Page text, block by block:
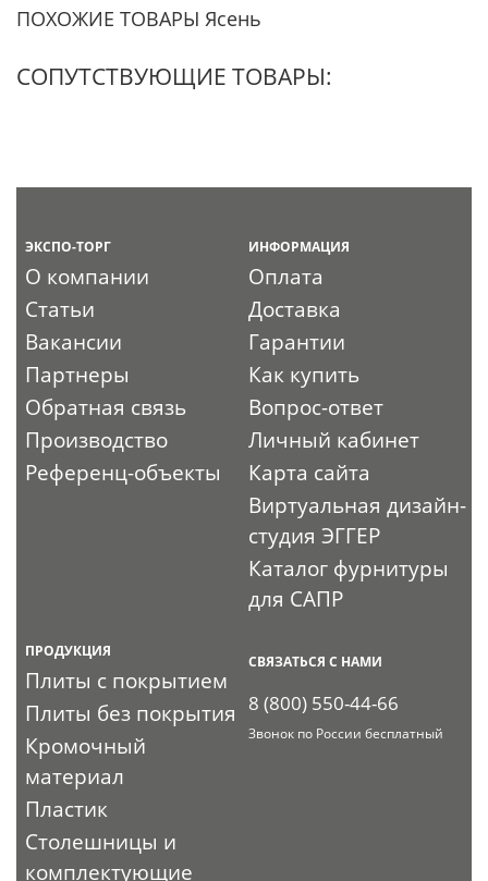
ПОХОЖИЕ ТОВАРЫ Ясень
СОПУТСТВУЮЩИЕ ТОВАРЫ:
ЭКСПО-ТОРГ
О компании
Статьи
Вакансии
Партнеры
Обратная связь
Производство
Референц-объекты
ИНФОРМАЦИЯ
Оплата
Доставка
Гарантии
Как купить
Вопрос-ответ
Личный кабинет
Карта сайта
Виртуальная дизайн-
студия ЭГГЕР
Каталог фурнитуры
для САПР
ПРОДУКЦИЯ
Плиты с покрытием
Плиты без покрытия
Кромочный
материал
Пластик
Столешницы и
комплектующие
СВЯЗАТЬСЯ С НАМИ
8 (800) 550-44-66
Звонок по России бесплатный